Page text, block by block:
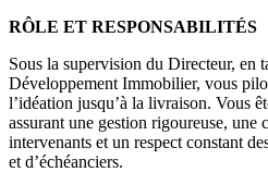
RÔLE ET RESPONSABILITÉS
Sous la supervision du Directeur, en
Développement Immobilier, vous
l’idéation jusqu’à la livraison. Vous
assurant une gestion rigoureuse, une
intervenants et un respect constant
et d’échéanciers.